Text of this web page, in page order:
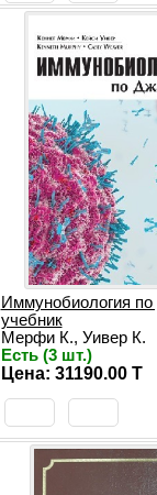
Иммунобиология
учебник
Мерфи К., Уивер К.
Есть (3 шт.)
Цена: 31190.00 T